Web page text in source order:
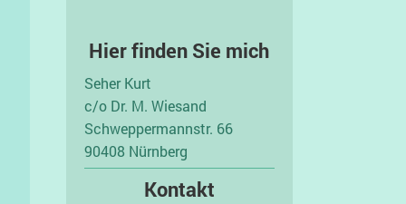
Hier finden Sie mich
Seher Kurt
c/o Dr. M. Wiesand
Schweppermannstr. 66
90408 Nürnberg
Kontakt